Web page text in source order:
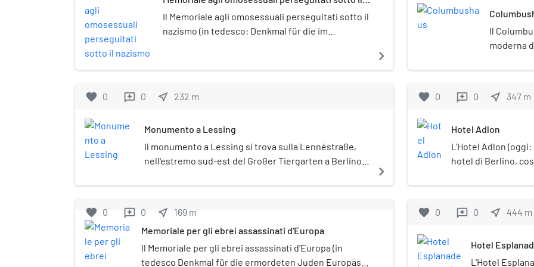
Il Memoriale agli omosessuali perseguitati sotto il
nazismo (in tedesco: Denkmal für die im
navigate_next
favorite 0 reviews 0 near_me 232 m
Monumento a Lessing
Il monumento a Lessing si trova sulla Lennéstraße,
nell'estremo sud-est del Großer Tiergarten a Berlino-
con fontane, rilievi e figure allegoriche in bronzo è
navigate_next
favorite 0 reviews 0 near_me 169 m
Memoriale per gli ebrei assassinati d'Europa
Il Memoriale per gli ebrei assassinati d'Europa (in
tedesco Denkmal für die ermordeten Juden Europas),
Il
moderna
la rivolta
rovine
1957
occupato
favorite 0 reviews 0 near_me 347 m
Hotel Adlon
L'Hotel Adlon
hotel di Berlino,
completamente
l'albergo più
tanto da averne
favorite 0 reviews 0 near_me 444 m
Hotel
L'Hotel